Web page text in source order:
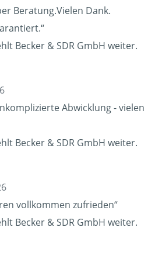
Beratung.Vielen Dank.
Becker & SDR GmbH weiter.
Abwicklung - vielen
Becker & SDR GmbH weiter.
vollkommen zufrieden“
Becker & SDR GmbH weiter.